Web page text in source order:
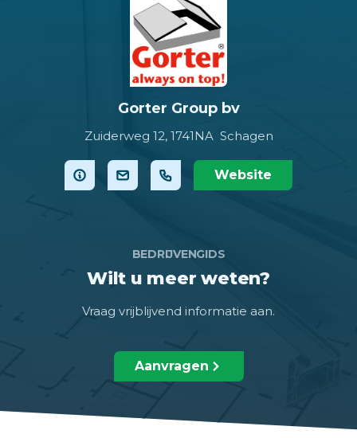
Gorter Group bv
Zuiderweg 12, 1741NA Schagen
Website
BEDRIJVENGIDS
Wilt u meer weten?
Vraag vrijblijvend informatie aan.
Aanvragen